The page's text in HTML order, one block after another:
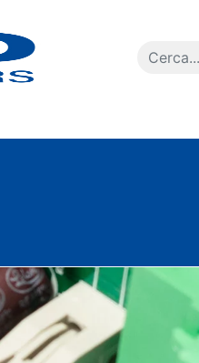
Ricerca